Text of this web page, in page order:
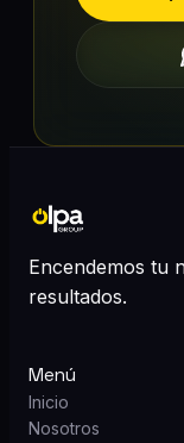
Encendemos tu
resultados.
Menú
Inicio
Nosotros